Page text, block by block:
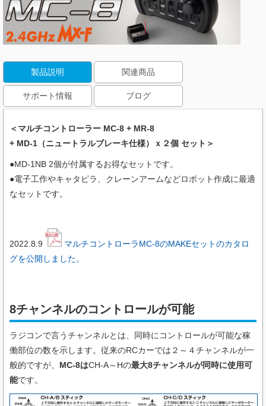
製品説明 関連商品
サポート情報 ブログ
＜マルチコントローラー MC-8 + MR-8
+ MD-1（ニュートラルブレーキ仕様）ｘ２個 セット＞
●MD-1NB 2個が付属するお得なセットです。
●電子工作やキャタピラ、クレーンアームなどロボット作成に最適
なセットです。
2022.8.9
マルチコントローラMC-8のMAKEセットのカタロ
グを公開しました。
8チャンネルのコントロールが可能
ラジコンで言うチャンネルとは、同時にコントロールが可能な稼
働部位の数を示します。従来のRCカーでは２～４チャンネルが一
般的ですが、 MC-8はCH-A～Hの最大8チャンネルが同時に使用可
能です。